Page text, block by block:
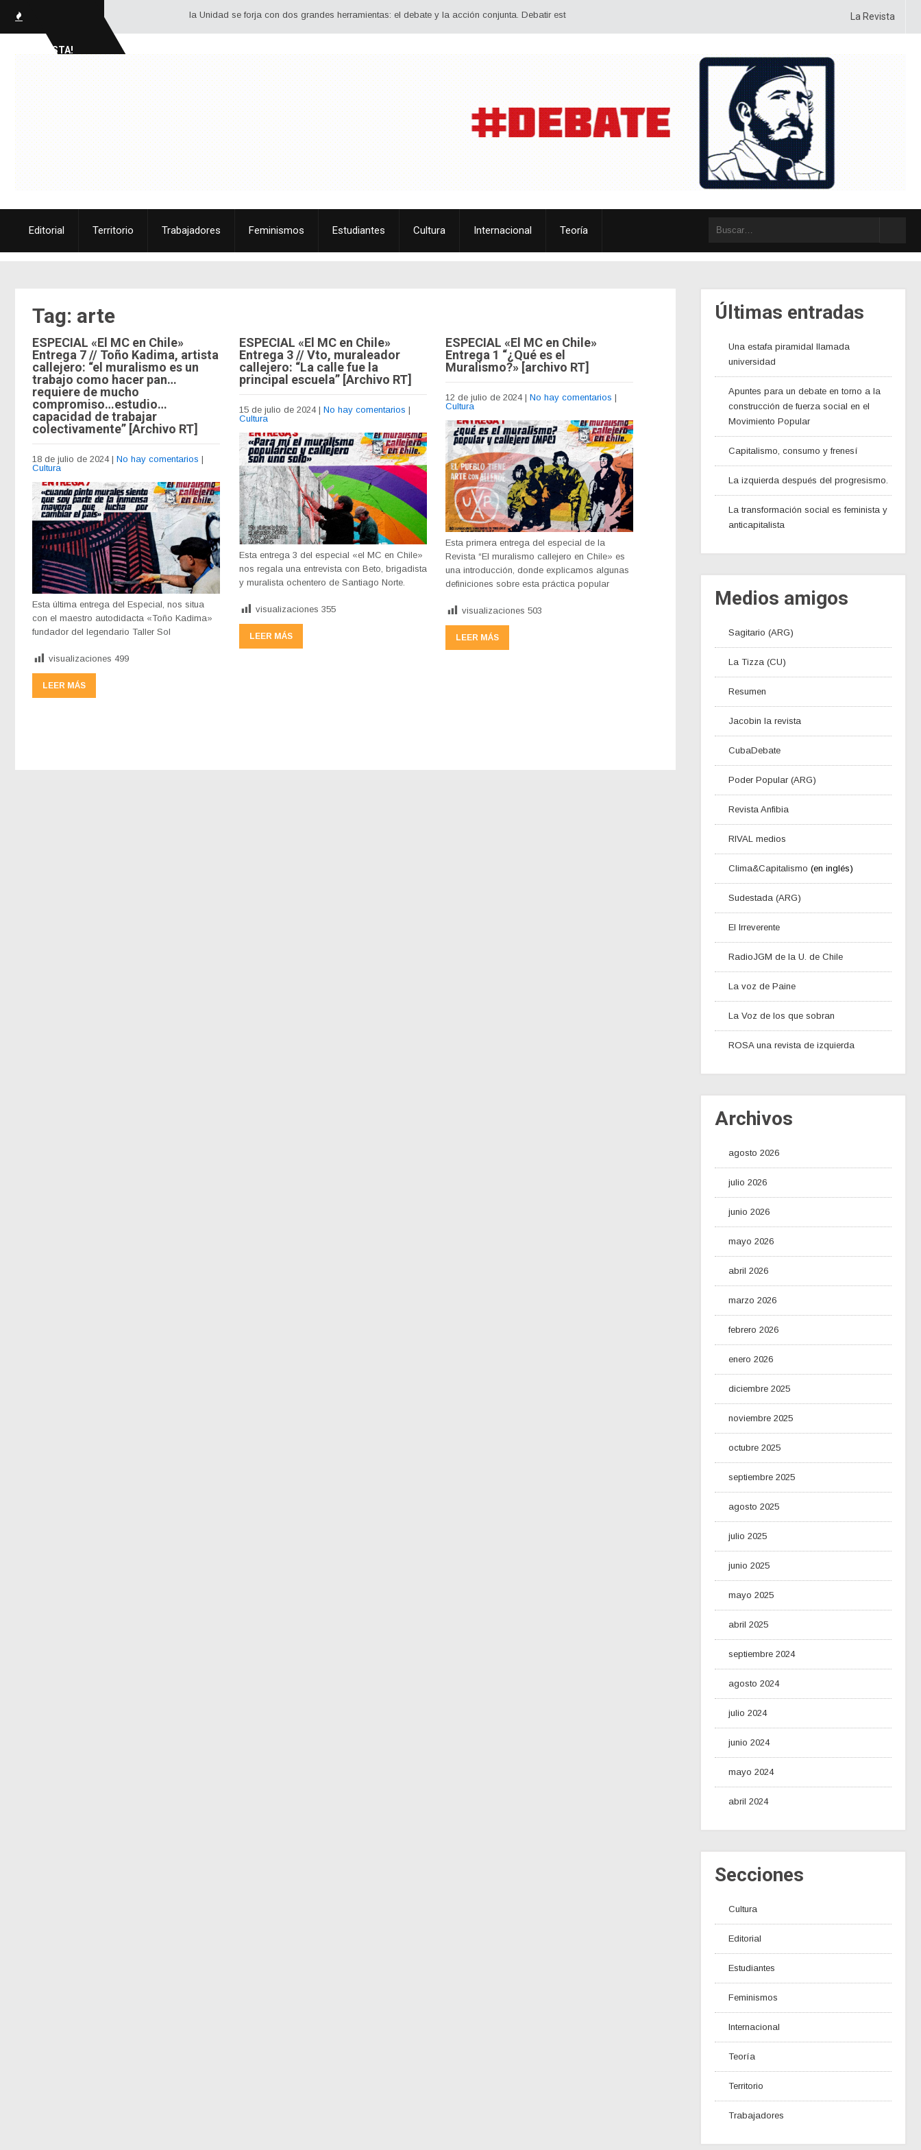
SOCIALISTA!
la Unidad se forja con dos grandes herramientas: el debate y la acción conjunta. Debatir estrategia, ideología, táctica y posiciones, con sentido crítico y autocrítico, con pasión y con
La Revista
Editorial Territorio Trabajadores Feminismos Estudiantes Cultura Internacional Teoría
Tag: arte
ESPECIAL «El MC en Chile»
Entrega 7 // Toño Kadima, artista
callejero: “el muralismo es un
trabajo como hacer pan…
requiere de mucho
compromiso…estudio…
capacidad de trabajar
colectivamente” [Archivo RT]
18 de julio de 2024 | No hay comentarios |
Cultura
Esta última entrega del Especial, nos situa
con el maestro autodidacta «Toño Kadima»
fundador del legendario Taller Sol
visualizaciones 499
LEER MÁS
ESPECIAL «El MC en Chile»
Entrega 3 // Vto, muraleador
callejero: “La calle fue la
principal escuela” [Archivo RT]
15 de julio de 2024 | No hay comentarios |
Cultura
Esta entrega 3 del especial «el MC en Chile»
nos regala una entrevista con Beto, brigadista
y muralista ochentero de Santiago Norte.
visualizaciones 355
LEER MÁS
ESPECIAL «El MC en Chile»
Entrega 1 “¿Qué es el
Muralismo?» [archivo RT]
12 de julio de 2024 |No hay comentarios |
Cultura
Esta primera entrega del especial de la
Revista “El muralismo callejero en Chile» es
una introducción, donde explicamos algunas
definiciones sobre esta práctica popular
visualizaciones 503
LEER MÁS
Últimas entradas
Una estafa piramidal llamada
universidad
Apuntes para un debate en torno a la
construcción de fuerza social en el
Movimiento Popular
Capitalismo, consumo y frenesí
La izquierda después del progresismo.
La transformación social es feminista y
anticapitalista
Medios amigos
Sagitario (ARG)
La Tizza (CU)
Resumen
Jacobin la revista
CubaDebate
Poder Popular (ARG)
Revista Anfibia
RIVAL medios
Clima&Capitalismo (en inglés)
Sudestada (ARG)
El Irreverente
RadioJGM de la U. de Chile
La voz de Paine
La Voz de los que sobran
ROSA una revista de izquierda
Archivos
agosto 2026
julio 2026
junio 2026
mayo 2026
abril 2026
marzo 2026
febrero 2026
enero 2026
diciembre 2025
noviembre 2025
octubre 2025
septiembre 2025
agosto 2025
julio 2025
junio 2025
mayo 2025
abril 2025
septiembre 2024
agosto 2024
julio 2024
junio 2024
mayo 2024
abril 2024
Secciones
Cultura
Editorial
Estudiantes
Feminismos
Internacional
Teoría
Territorio
Trabajadores